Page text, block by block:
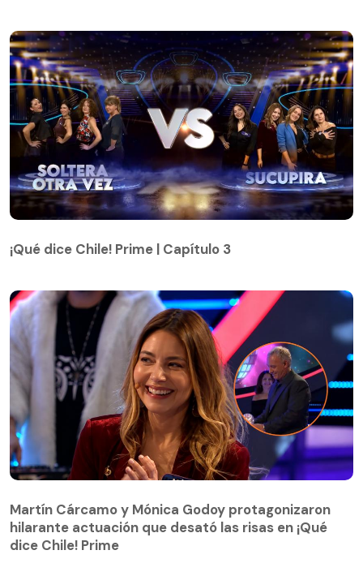
¡Qué dice Chile! Prime | Capítulo 3
hilarante actuación que desató las risas en ¡Qué
dice Chile! Prime
Martín Cárcamo y Mónica Godoy protagonizaron
hilarante actuación que desató las risas en ¡Qué
dice Chile! Prime